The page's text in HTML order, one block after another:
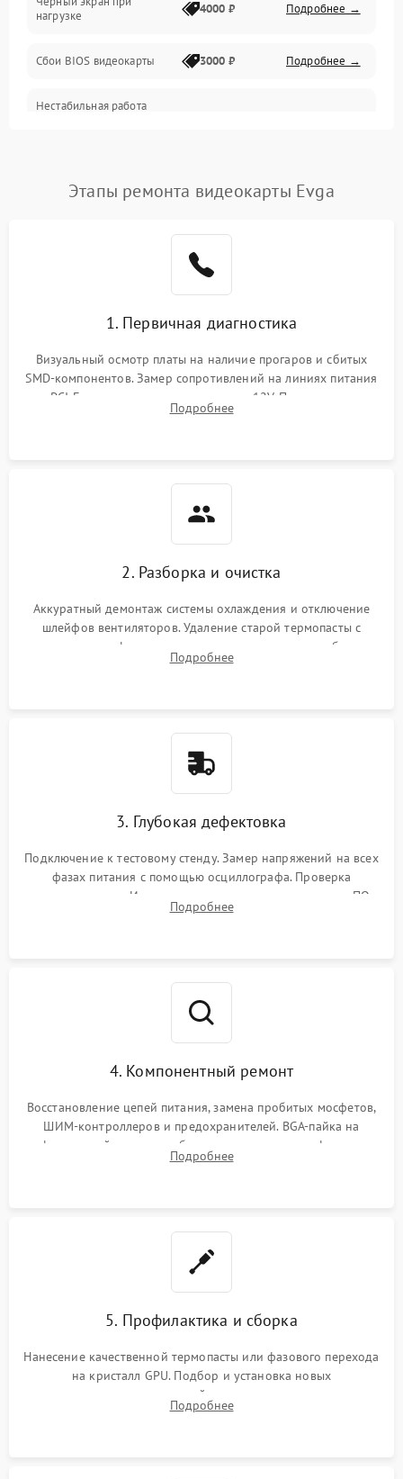
Электропитание
ПО
Электронные компоненты
Общие поломки
Механические повреждения
нагрузке
4000 ₽ Подробнее →
Сбои BIOS видеокарты 3000 ₽ Подробнее →
Нестабильная работа
Этапы ремонта видеокарты Evga
1. Первичная диагностика
Визуальный осмотр платы на наличие прогаров и сбитых
SMD-компонентов. Замер сопротивлений на линиях питания
PCI-E и дополнительных разъемах 12V. Проверка на
короткое замыкание основных дросселей питания GPU и
Подробнее
2. Разборка и очистка
Аккуратный демонтаж системы охлаждения и отключение
шлейфов вентиляторов. Удаление старой термопасты с
кристалла графического чипа и термопрокладок с банок
памяти и зоны VRM. Очистка платы от пыли и окислов.
Подробнее
3. Глубокая дефектовка
Подключение к тестовому стенду. Замер напряжений на всех
фазах питания с помощью осциллографа. Проверка
инициализации. Использование специализированного ПО
MATS
Подробнее
4. Компонентный ремонт
Восстановление цепей питания, замена пробитых мосфетов,
ШИМ-контроллеров и предохранителей. BGA-пайка на
инфракрасной станции реболлинг или замена графического
чипа и дефектной памяти GDDR. Прошивка BIOS
Подробнее
5. Профилактика и сборка
Нанесение качественной термопасты или фазового перехода
на кристалл GPU. Подбор и установка новых
термопрокладок правильной толщины на память и цепи
питания. Монтаж радиатора и бэкплейта, подключение и
Подробнее